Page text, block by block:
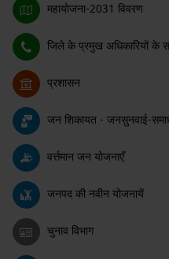
महायोजना-2031 विवरण
जिले के प्रमुख अधिकारियों के
प्रशासन
जन शिकायत - जनसुनवाई-
वर्त्तमान जन योजनाएँ
जनपद की नवीन योजनायें
चुनाव विभाग